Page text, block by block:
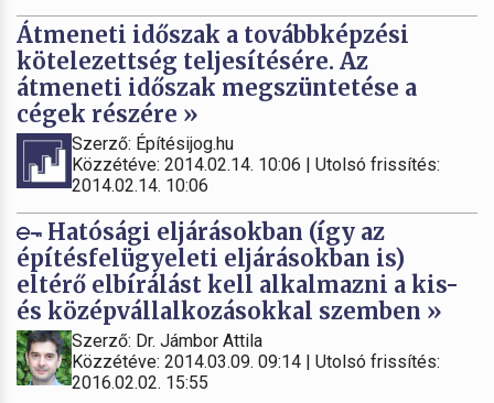
Átmeneti időszak a továbbképzési
kötelezettség teljesítésére. Az
átmeneti időszak megszüntetése a
cégek részére »
Szerző: Építésijog.hu
Közzétéve: 2014.02.14. 10:06 | Utolsó frissítés:
2014.02.14. 10:06
Hatósági eljárásokban (így az
építésfelügyeleti eljárásokban is)
eltérő elbírálást kell alkalmazni a kis-
és középvállalkozásokkal szemben »
Szerző: Dr. Jámbor Attila
Közzétéve: 2014.03.09. 09:14 | Utolsó frissítés:
2016.02.02. 15:55